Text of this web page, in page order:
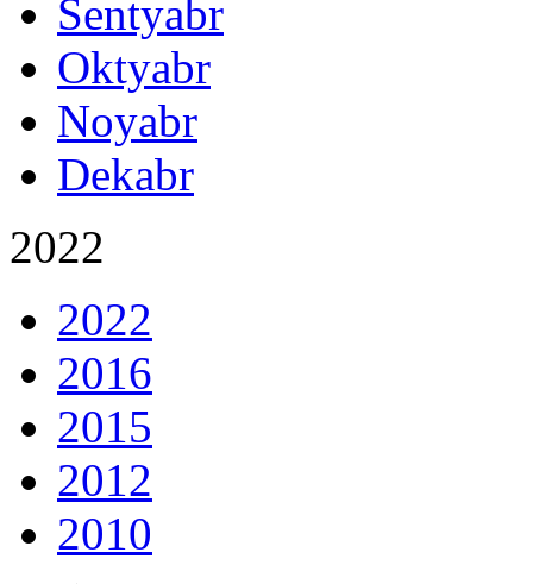
Sentyabr
Oktyabr
Noyabr
Dekabr
2022
2022
2016
2015
2012
2010